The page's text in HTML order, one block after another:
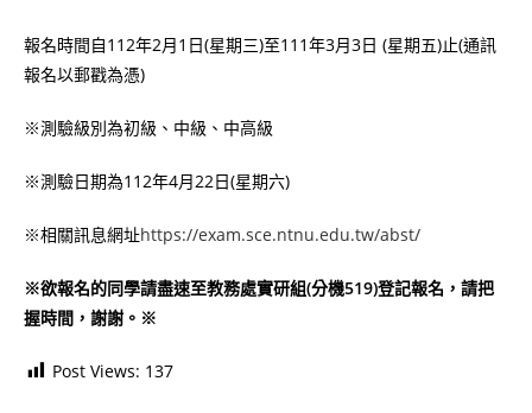
報名時間自112年2月1日(星期三)至111年3月3日 (星期五)止(通訊
報名以郵戳為憑)
※測驗級別為初級、中級、中高級
※測驗日期為112年4月22日(星期六)
※相關訊息網址https://exam.sce.ntnu.edu.tw/abst/
※欲報名的同學請盡速至教務處實研組(分機519)登記報名，請把
握時間，謝謝。※
Post Views: 137